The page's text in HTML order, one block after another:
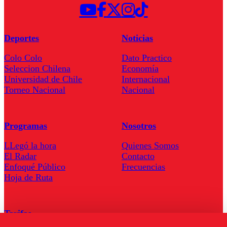
Deportes
Colo Colo
Seleccion Chilena
Universidad de Chile
Torneo Nacional
Noticias
Dato Practico
Economía
Internacional
Nacional
Programas
LLegó la hora
El Radar
Enfoqué Público
Hoja de Ruta
Nosotros
Quienes Somos
Contacto
Frecuencias
Tarifas